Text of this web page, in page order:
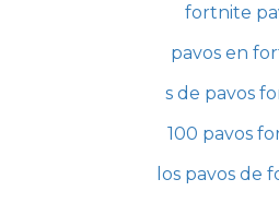
fortnite
pavos en
s de pavos
100 pavos
los pavos de